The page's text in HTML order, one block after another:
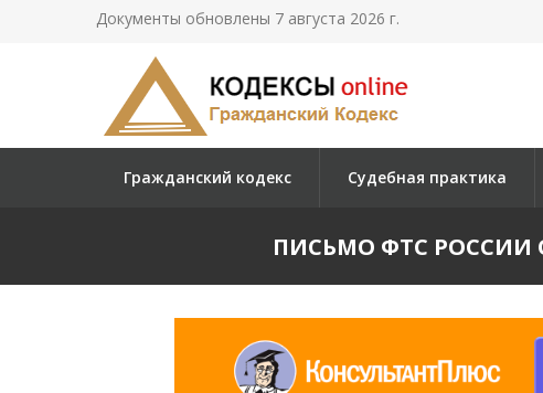
Документы обновлены 7 августа 2026 г.
Гражданский кодекс Судебная практика
ПИСЬМО ФТС РОССИИ